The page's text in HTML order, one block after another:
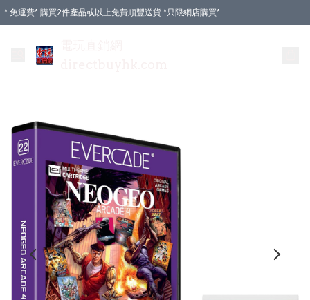
* 免運費* 購買2件產品或以上免費順豐送貨 *只限網店購買*